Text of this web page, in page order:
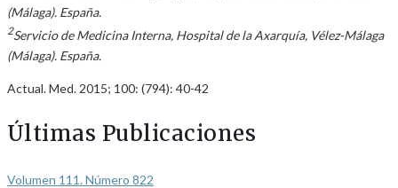
(Málaga). España.
2Servicio de Medicina Interna, Hospital de la Axarquía, Vélez-Málaga
(Málaga). España.
Actual. Med. 2015; 100: (794): 40-42
Últimas Publicaciones
Volumen 111. Número 822